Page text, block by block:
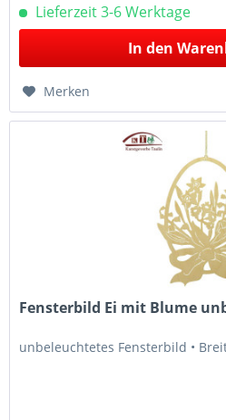
Lieferzeit 3-6 Werktage
In den
Merken
Fensterbild Ei mit Blume
unbeleuchtetes Fensterbild •